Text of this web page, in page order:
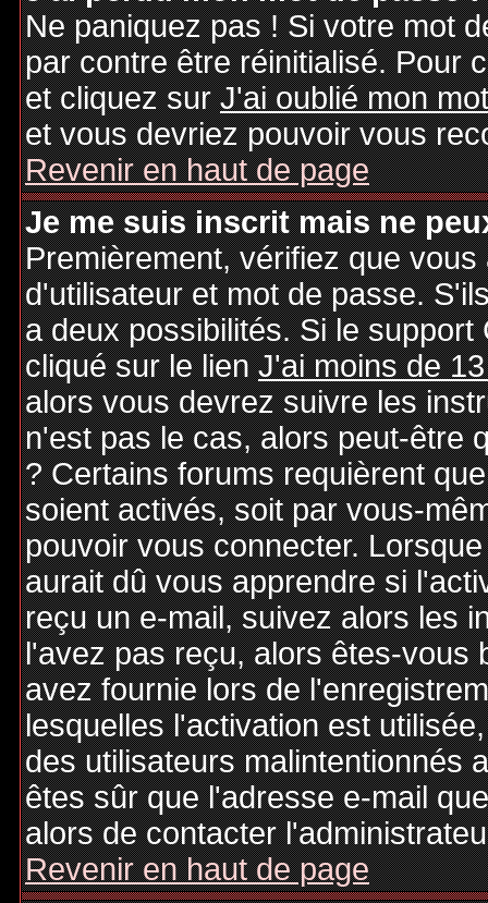
Ne paniquez pas ! Si votre mot
par contre être réinitialisé. Pour
et cliquez surJ'ai oublié mon
et vous devriez pouvoir vous
Revenir en haut de page
Je me suis inscrit mais ne
Premièrement, vérifiez que
d'utilisateur et mot de passe.
a deux possibilités. Si le
cliqué sur le lienJ'ai moins de
alors vous devrez suivre les
n'est pas le cas, alors peut-être
? Certains forums requièrent
soient activés, soit par vous-
pouvoir vous connecter.
aurait dû vous apprendre si
reçu un e-mail, suivez alors les
l'avez pas reçu, alors êtes-vous
avez fournie lors de
lesquelles l'activation est
des utilisateurs malintentionnés
êtes sûr que l'adresse e-mail
alors de contacter
Revenir en haut de page